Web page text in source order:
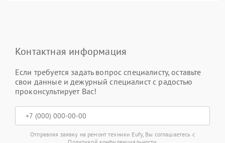
Контактная информация
Если требуется задать вопрос специалисту, оставьте
свои данные и дежурный специалист с радостью
проконсультирует Вас!
Отправляя заявку на ремонт техники Eufy, Вы соглашаетесь с